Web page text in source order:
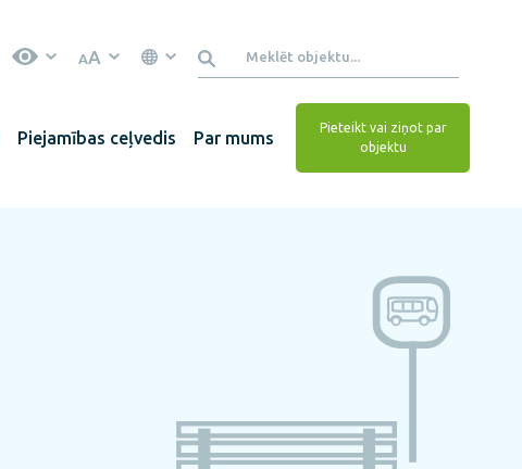
AA
Piejamības ceļvedis Par mums
Pieteikt vai ziņot par
objektu